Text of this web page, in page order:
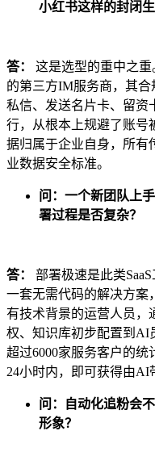
小红书这样的封闭生
答：
这是选型的重中之
的第三方IM服务商，其
私信、发送名片卡、留资
行，从根本上规避了账号
据归属于企业自身，所有
业数据安全标准。
问：一个新团队上
署过程是否复杂？
答：
部署极速是此类
一套无需代码的解决方案
有技术背景的运营人员，
权、知识库初步配置到AI
超过6000家服务客户的统
24小时内，即可获得由AI
问：自动化追粉会
形象？